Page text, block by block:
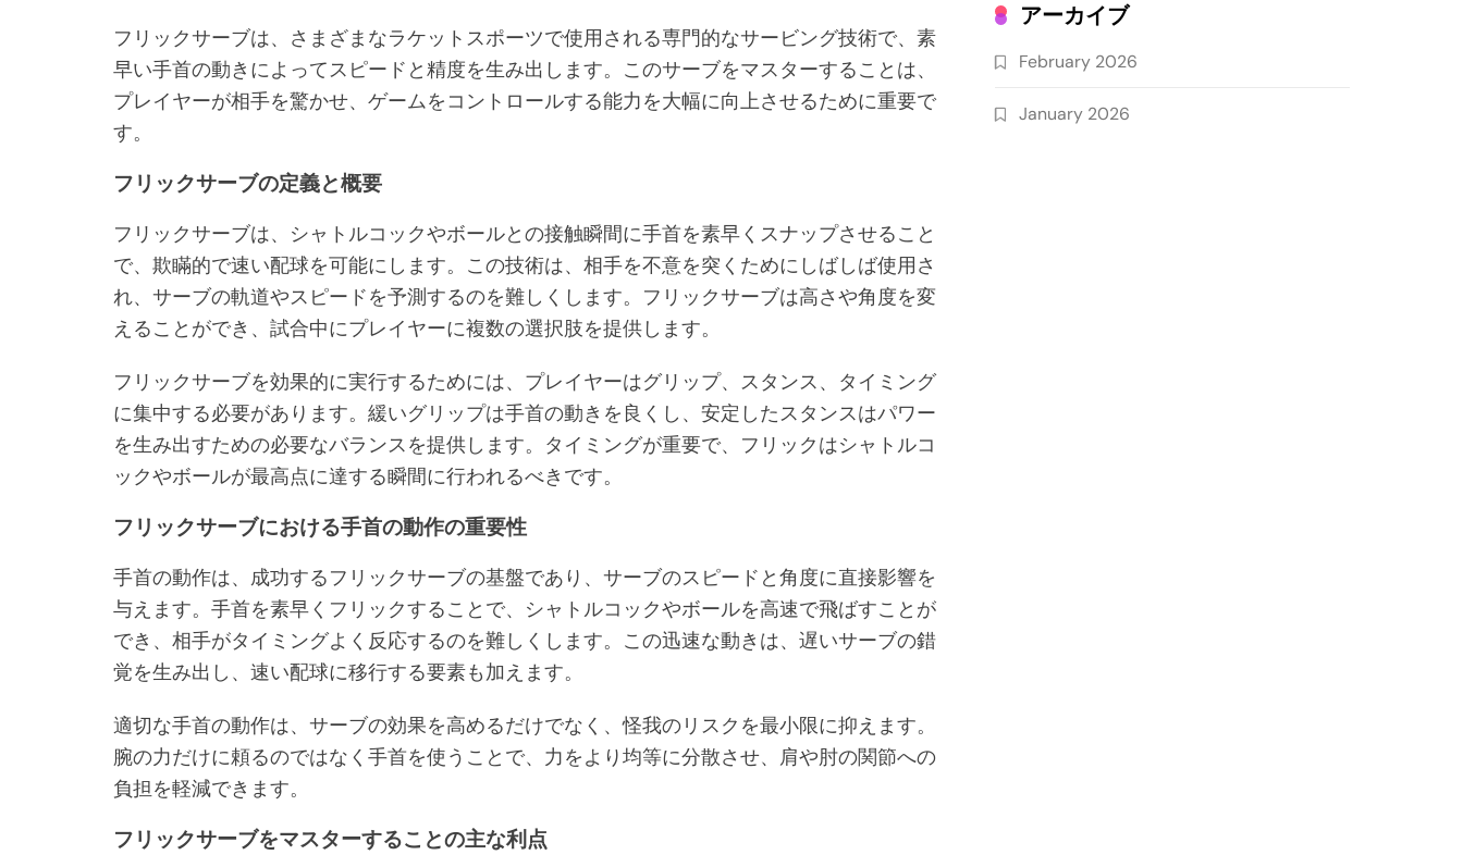
フリックサーブは、さまざまなラケットスポーツで使用される専門的なサービング技術で、素
早い手首の動きによってスピードと精度を生み出します。このサーブをマスターすることは、
プレイヤーが相手を驚かせ、ゲームをコントロールする能力を大幅に向上させるために重要で
す。
フリックサーブの定義と概要
フリックサーブは、シャトルコックやボールとの接触瞬間に手首を素早くスナップさせること
で、欺瞞的で速い配球を可能にします。この技術は、相手を不意を突くためにしばしば使用さ
れ、サーブの軌道やスピードを予測するのを難しくします。フリックサーブは高さや角度を変
えることができ、試合中にプレイヤーに複数の選択肢を提供します。
フリックサーブを効果的に実行するためには、プレイヤーはグリップ、スタンス、タイミング
に集中する必要があります。緩いグリップは手首の動きを良くし、安定したスタンスはパワー
を生み出すための必要なバランスを提供します。タイミングが重要で、フリックはシャトルコ
ックやボールが最高点に達する瞬間に行われるべきです。
フリックサーブにおける手首の動作の重要性
手首の動作は、成功するフリックサーブの基盤であり、サーブのスピードと角度に直接影響を
与えます。手首を素早くフリックすることで、シャトルコックやボールを高速で飛ばすことが
でき、相手がタイミングよく反応するのを難しくします。この迅速な動きは、遅いサーブの錯
覚を生み出し、速い配球に移行する要素も加えます。
適切な手首の動作は、サーブの効果を高めるだけでなく、怪我のリスクを最小限に抑えます。
腕の力だけに頼るのではなく手首を使うことで、力をより均等に分散させ、肩や肘の関節への
負担を軽減できます。
フリックサーブをマスターすることの主な利点
アーカイブ
February 2026
January 2026